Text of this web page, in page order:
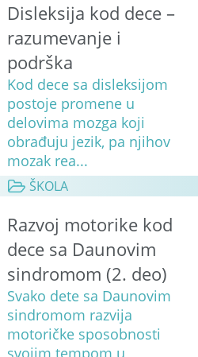
Disleksija kod dece –
razumevanje i
podrška
Kod dece sa disleksijom
postoje promene u
delovima mozga koji
obrađuju jezik, pa njihov
mozak rea...
ŠKOLA
Razvoj motorike kod
dece sa Daunovim
sindromom (2. deo)
Svako dete sa Daunovim
sindromom razvija
motoričke sposobnosti